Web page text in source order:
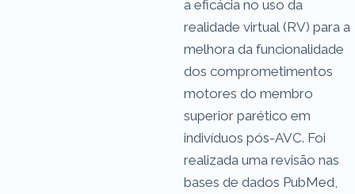
a eficácia no uso da
realidade virtual (RV) para a
melhora da funcionalidade
dos comprometimentos
motores do membro
superior parético em
indivíduos pós-AVC. Foi
realizada uma revisão nas
bases de dados PubMed,